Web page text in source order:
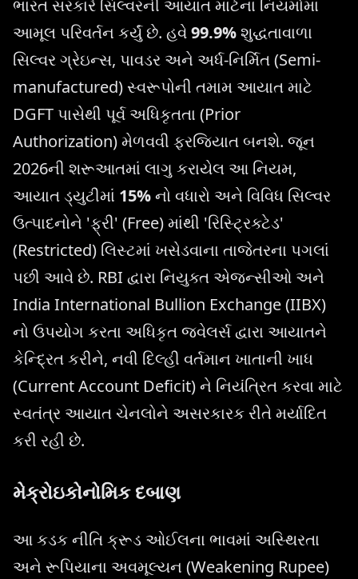
ભારત સરકારે સિલ્વરની આયાત માટેના નિયમોમાં
આમૂલ પરિવર્તન કર્યું છે. હવે99.9%શુદ્ધતાવાળા
સિલ્વર ગ્રેઇન્સ, પાવડર અને અર્ધ-નિર્મિત (Semi-
manufactured) સ્વરૂપોની તમામ આયાત માટે
DGFT પાસેથી પૂર્વ અધિકૃતતા (Prior
Authorization) મેળવવી ફરજિયાત બનશે. જૂન
2026ની શરૂઆતમાં લાગુ કરાયેલ આ નિયમ,
આયાત ડ્યુટીમાં 15%નો વધારો અને વિવિધ સિલ્વર
ઉત્પાદનોને 'ફ્રી' (Free) માંથી 'રિસ્ટ્રિક્ટેડ'
(Restricted) લિસ્ટમાં ખસેડવાના તાજેતરના પગલાં
પછી આવે છે. RBI દ્વારા નિયુક્ત એજન્સીઓ અને
India International Bullion Exchange (IIBX)
નો ઉપયોગ કરતા અધિકૃત જ્વેલર્સ દ્વારા આયાતને
કેન્દ્રિત કરીને, નવી દિલ્હી વર્તમાન ખાતાની ખાધ
(Current Account Deficit) ને નિયંત્રિત કરવા માટે
સ્વતંત્ર આયાત ચેનલોને અસરકારક રીતે મર્યાદિત
કરી રહી છે.
મેક્રોઇકોનોમિક દબાણ
આ કડક નીતિ ક્રૂડ ઓઈલના ભાવમાં અસ્થિરતા
અને રૂપિયાના અવમૂલ્યન (Weakening Rupee)